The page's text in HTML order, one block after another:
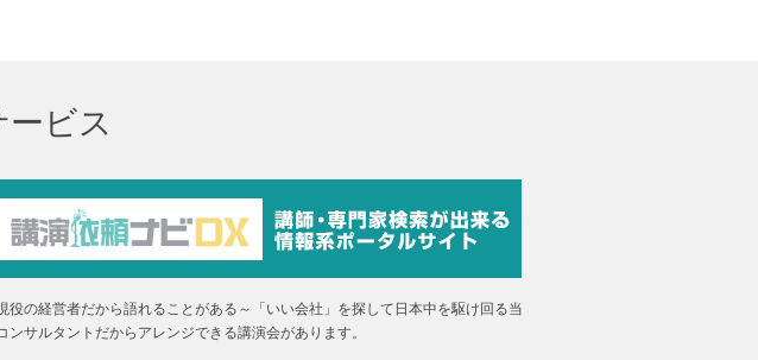
ビス
役の経営者だから語れることがある～「いい会社」を探して日本中を駆け回る当
ンサルタントだからアレンジできる講演会があります。